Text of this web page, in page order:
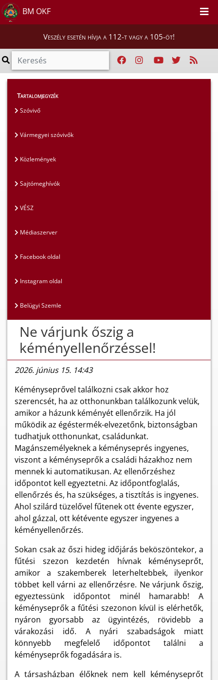
BM OKF
Veszély esetén hívja a 112-t vagy a 105-öt!
Magunkról
Tartalomjegyzék
Szóvivő
Vármegyei szóvivők
Közlemények
Sajtómeghívók
VÉSZ
Médiaszerver
Facebook oldal
Instagram oldal
Belügyi Szemle
Ne várjunk őszig a
kéményellenőrzéssel!
2026. június 15. 14:43
Kéményseprővel találkozni csak akkor hoz
szerencsét, ha az otthonunkban találkozunk velük,
amikor a házunk kéményét ellenőrzik. Ha jól
működik az égéstermék-elvezetőnk, biztonságban
tudhatjuk otthonunkat, családunkat.
Magánszemélyeknek a kéményseprés ingyenes,
viszont a kéményseprők a családi házakhoz nem
mennek ki automatikusan. Az ellenőrzéshez
időpontot kell egyeztetni. Az időpontfoglalás,
ellenőrzés és, ha szükséges, a tisztítás is ingyenes.
Ahol szilárd tüzelővel fűtenek ott évente egyszer,
ahol gázzal, ott kétévente egyszer ingyenes a
kéményellenőrzés.
Sokan csak az őszi hideg időjárás beköszöntekor, a
fűtési szezon kezdetén hívnak kéményseprőt,
amikor a szakemberek leterheltebbek, ilyenkor
többet kell várni az ellenőrzésre. Ne várjunk őszig,
egyeztessünk időpontot minél hamarabb! A
kéményseprők a fűtési szezonon kívül is elérhetők,
nyáron gyorsabb az ügyintézés, rövidebb a
várakozási idő. A nyári szabadságok miatt
könnyebb megfelelő időpontot találni a
kéményseprők fogadására is.
A társasházban élőknek nem kell kéményseprőt